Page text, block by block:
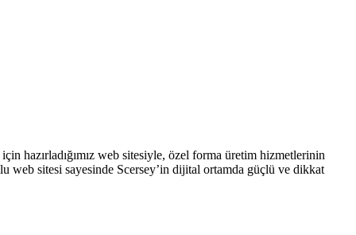
hazırladığımız web sitesiyle, özel forma üretim hizmetlerinin
web sitesi sayesinde Scersey’in dijital ortamda güçlü ve dikkat